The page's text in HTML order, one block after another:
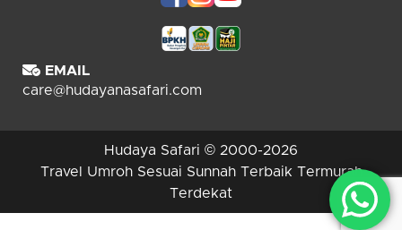
EMAIL
care@hudayanasafari.com
Hudaya Safari © 2000-2026
Travel Umroh Sesuai Sunnah Terbaik Termurah
Terdekat